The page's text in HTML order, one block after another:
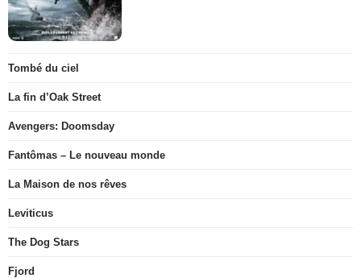
Tombé du ciel
La fin d’Oak Street
Avengers: Doomsday
Fantômas – Le nouveau monde
La Maison de nos rêves
Leviticus
The Dog Stars
Fjord